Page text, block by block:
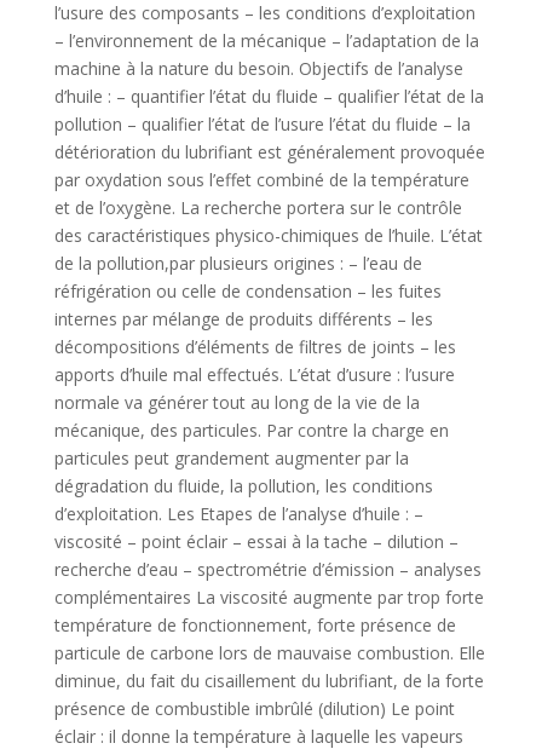
l’usure des composants – les conditions d’exploitation
– l’environnement de la mécanique – l’adaptation de la
machine à la nature du besoin. Objectifs de l’analyse
d’huile : – quantifier l’état du fluide – qualifier l’état de la
pollution – qualifier l’état de l’usure l’état du fluide – la
détérioration du lubrifiant est généralement provoquée
par oxydation sous l’effet combiné de la température
et de l’oxygène. La recherche portera sur le contrôle
des caractéristiques physico-chimiques de l’huile. L’état
de la pollution,par plusieurs origines : – l’eau de
réfrigération ou celle de condensation – les fuites
internes par mélange de produits différents – les
décompositions d’éléments de filtres de joints – les
apports d’huile mal effectués. L’état d’usure : l’usure
normale va générer tout au long de la vie de la
mécanique, des particules. Par contre la charge en
particules peut grandement augmenter par la
dégradation du fluide, la pollution, les conditions
d’exploitation. Les Etapes de l’analyse d’huile : –
viscosité – point éclair – essai à la tache – dilution –
recherche d’eau – spectrométrie d’émission – analyses
complémentaires La viscosité augmente par trop forte
température de fonctionnement, forte présence de
particule de carbone lors de mauvaise combustion. Elle
diminue, du fait du cisaillement du lubrifiant, de la forte
présence de combustible imbrûlé (dilution) Le point
éclair : il donne la température à laquelle les vapeurs